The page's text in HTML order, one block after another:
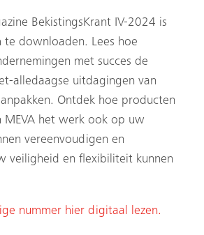
BekistingsKrant IV-2024 is
te downloaden. Lees hoe
met succes de
alledaagse uitdagingen van
Ontdek hoe producten
MEVA het werk ook op uw
vereenvoudigen en
veiligheid en flexibiliteit kunnen
nummer hier digitaal lezen.